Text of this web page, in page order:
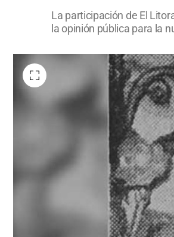
La participación de El
la opinión pública para la